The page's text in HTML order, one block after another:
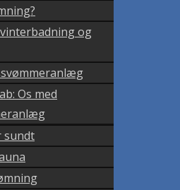
og
Os med
sundt